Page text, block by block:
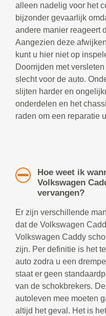
alleen nadelig voor het
bijzonder gevaarlijk
andere manier reageert
Aangezien deze
kunt u hier niet op
Doorrijden met
slecht voor de auto.
slijten harder en
onderdelen en het
raden om een reparatie
Hoe weet ik
Volkswagen
vervangen?
Er zijn verschillende
dat de Volkswagen
Volkswagen Caddy
zijn. Per definitie is het
auto zodra u een
staat er geen
van de schokbrekers.
autoleven mee moeten
altijd het geval. Het is